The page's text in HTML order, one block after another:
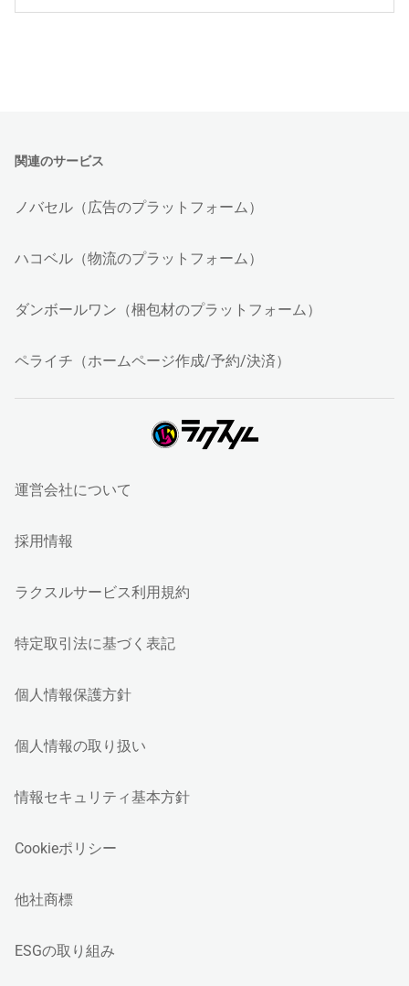
関連のサービス
ノバセル（広告のプラットフォーム）
ハコベル（物流のプラットフォーム）
ダンボールワン（梱包材のプラットフォーム）
ペライチ（ホームページ作成/予約/決済）
運営会社について
採用情報
ラクスルサービス利用規約
特定取引法に基づく表記
個人情報保護方針
個人情報の取り扱い
情報セキュリティ基本方針
Cookieポリシー
他社商標
ESGの取り組み